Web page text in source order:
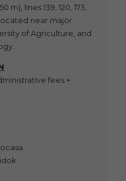
m), lines 139, 120, 173,
near major
of Agriculture, and
fees +